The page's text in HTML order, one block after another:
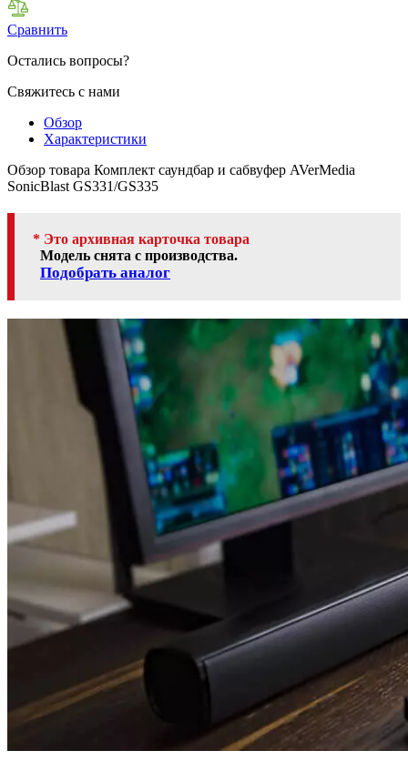
Сравнить
Остались вопросы?
Свяжитесь с нами
Обзор
Характеристики
Обзор товара Комплект саундбар и сабвуфер AVerMedia
SonicBlast GS331/GS335
* Это архивная карточка товара
Модель снята с производства.
Подобрать аналог